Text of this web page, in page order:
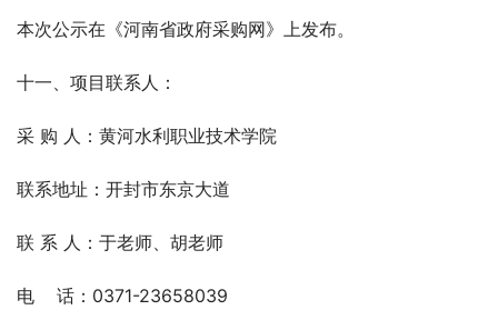
本次公示在《河南省政府采购网》上发布。
十一、项目联系人：
采 购 人：黄河水利职业技术学院
联系地址：开封市东京大道
联 系 人：于老师、胡老师
电    话：0371-23658039